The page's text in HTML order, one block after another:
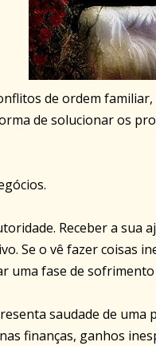
de ordem
de solucionar os
Receber a sua
Se o vê fazer coisas
uma fase de
saudade de
finanças, ganhos